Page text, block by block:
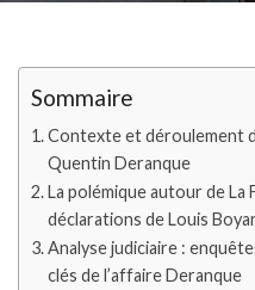
Sommaire
Contexte et déroulement
Quentin Deranque
La polémique autour de La
déclarations de Louis
Analyse judiciaire :
clés de l’affaire Deranque